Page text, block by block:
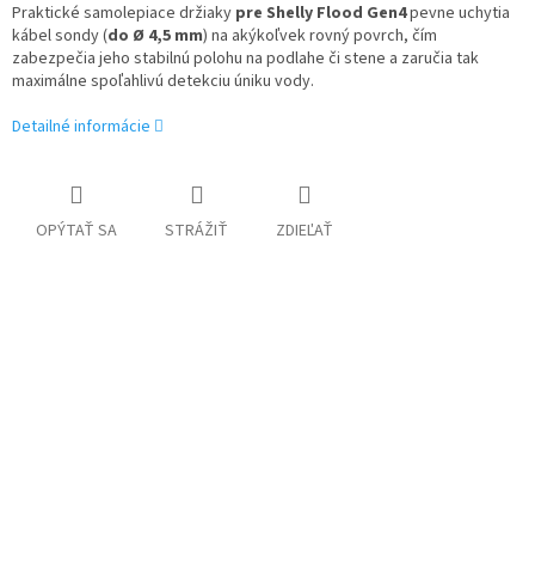
Praktické samolepiace držiaky pre Shelly Flood Gen4pevne uchytia
kábel sondy (do Ø 4,5 mm) na akýkoľvek rovný povrch, čím
zabezpečia jeho stabilnú polohu na podlahe či stene a zaručia tak
maximálne spoľahlivú detekciu úniku vody.
Detailné informácie
OPÝTAŤ SA STRÁŽIŤ ZDIEĽAŤ